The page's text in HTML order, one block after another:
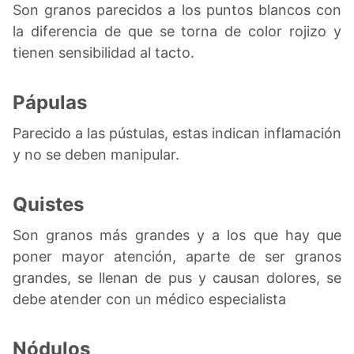
Son granos parecidos a los puntos blancos con
la diferencia de que se torna de color rojizo y
tienen sensibilidad al tacto.
Pápulas
Parecido a las pústulas, estas indican inflamación
y no se deben manipular.
Quistes
Son granos más grandes y a los que hay que
poner mayor atención, aparte de ser granos
grandes, se llenan de pus y causan dolores, se
debe atender con un médico especialista
Nódulos